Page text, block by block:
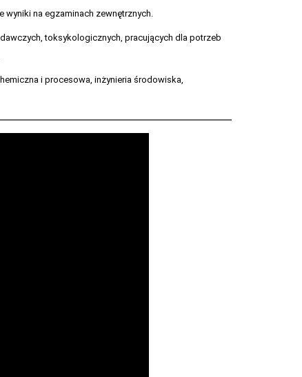
wyniki na egzaminach zewnętrznych.
toksykologicznych, pracujących dla potrzeb
i procesowa, inżynieria środowiska,